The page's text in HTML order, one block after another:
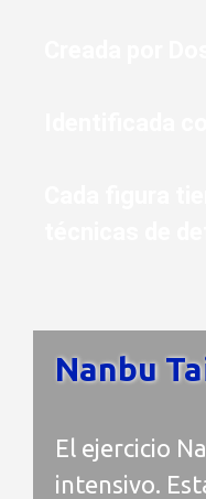
Nanbu
El ejercicio
intensivo.